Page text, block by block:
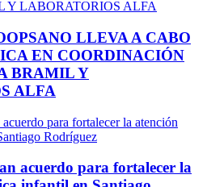
LLEVA A CABO
EN COORDINACIÓN
BRAMIL Y
ALFA
acuerdo para fortalecer la